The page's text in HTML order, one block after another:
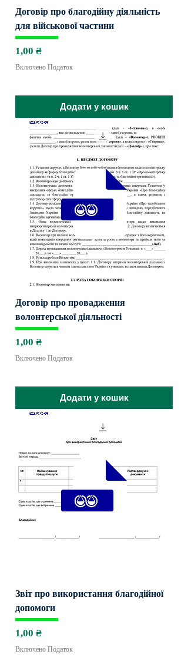
Договір про благодійну діяльність
для військової частини
Ціна
1,00 ₴
Включено Податок
Додати у кошик
Договір про провадження
волонтерської діяльності
Ціна
1,00 ₴
Включено Податок
Додати у кошик
Звіт про використання благодійної
допомоги
Ціна
1,00 ₴
Включено Податок